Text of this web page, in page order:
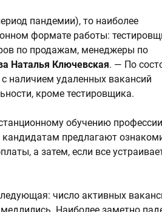
пандемии), то наиболее
формате работы:
по продажам, менеджеры по
Наталья Ключевская. — По
наличием удаленных вакансий
кроме тестировщика.
обучению профессии
предлагают
а затем, если все
число активных